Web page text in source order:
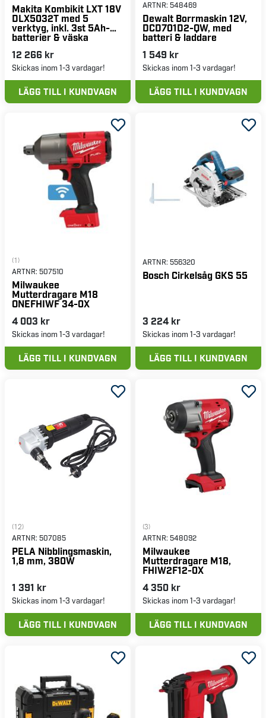
Makita Kombikit LXT 18V
DLX5032T med 5
verktyg, inkl. 3st 5Ah-
batterier & väska
12 266 kr
Skickas inom 1-3 vardagar!
LÄGG TILL I KUNDVAGN
ARTNR: 548469
Dewalt Borrmaskin 12V,
DCD701D2-QW, med
batteri & laddare
1 549 kr
Skickas inom 1-3 vardagar!
LÄGG TILL I KUNDVAGN
(1)
ARTNR: 507510
Milwaukee
Mutterdragare M18
ONEFHIWF 34-0X
4 003 kr
Skickas inom 1-3 vardagar!
LÄGG TILL I KUNDVAGN
ARTNR: 556320
Bosch Cirkelsåg GKS 55
3 224 kr
Skickas inom 1-3 vardagar!
LÄGG TILL I KUNDVAGN
(12)
ARTNR: 507085
PELA Nibblingsmaskin,
1,8 mm, 380W
1 391 kr
Skickas inom 1-3 vardagar!
LÄGG TILL I KUNDVAGN
(3)
ARTNR: 548092
Milwaukee
Mutterdragare M18,
FHIW2F12-0X
4 350 kr
Skickas inom 1-3 vardagar!
LÄGG TILL I KUNDVAGN